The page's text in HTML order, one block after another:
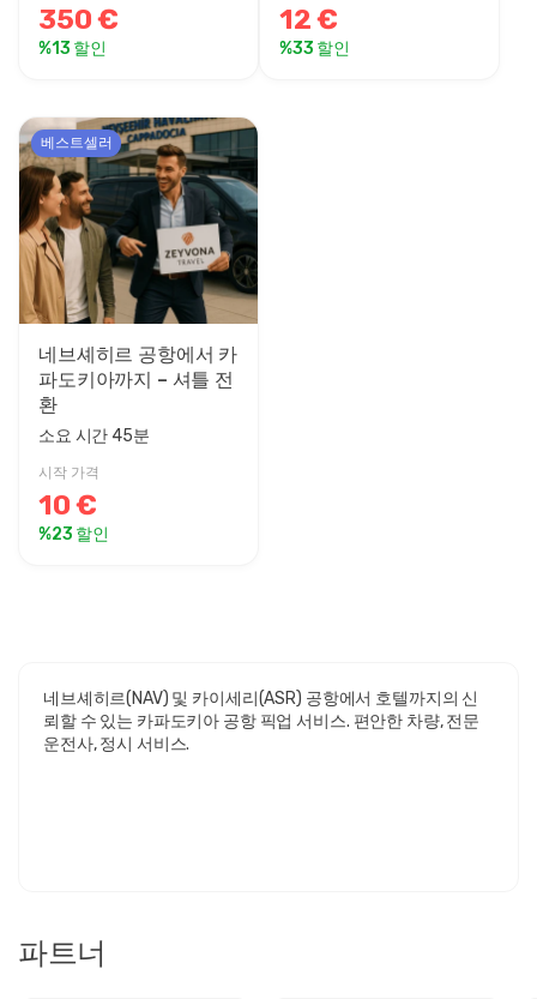
350 €
%13 할인
12 €
%33 할인
베스트셀러
네브셰히르 공항에서 카
파도키아까지 – 셔틀 전
환
소요 시간 45분
시작 가격
10 €
%23 할인
네브셰히르(NAV) 및 카이세리(ASR) 공항에서 호텔까지의 신
뢰할 수 있는 카파도키아 공항 픽업 서비스. 편안한 차량, 전문
운전사, 정시 서비스.
파트너